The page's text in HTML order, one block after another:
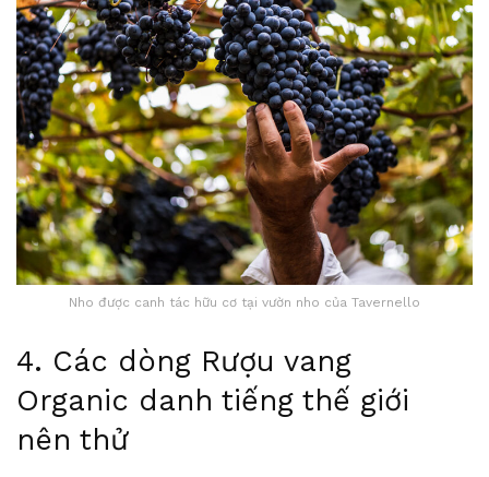
Nho được canh tác hữu cơ tại vườn nho của Tavernello
4. Các dòng Rượu vang
Organic danh tiếng thế giới
nên thử